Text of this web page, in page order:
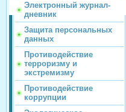
Электронный журнал-
дневник
Защита персональных
данных
Противодействие
терроризму и
экстремизму
Противодействие
коррупции